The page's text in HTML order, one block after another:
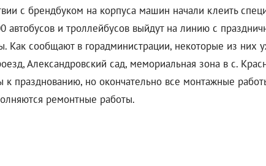
с брендбуком на корпуса машин начали клеить
автобусов и троллейбусов выйдут на линию с
Как сообщают в горадминистрации, некоторые из
Александровский сад, мемориальная зона в с.
празднованию, но окончательно все монтажные
ремонтные работы.